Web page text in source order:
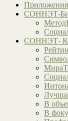
СОННЭТ-
СОННЭТ-
В
В